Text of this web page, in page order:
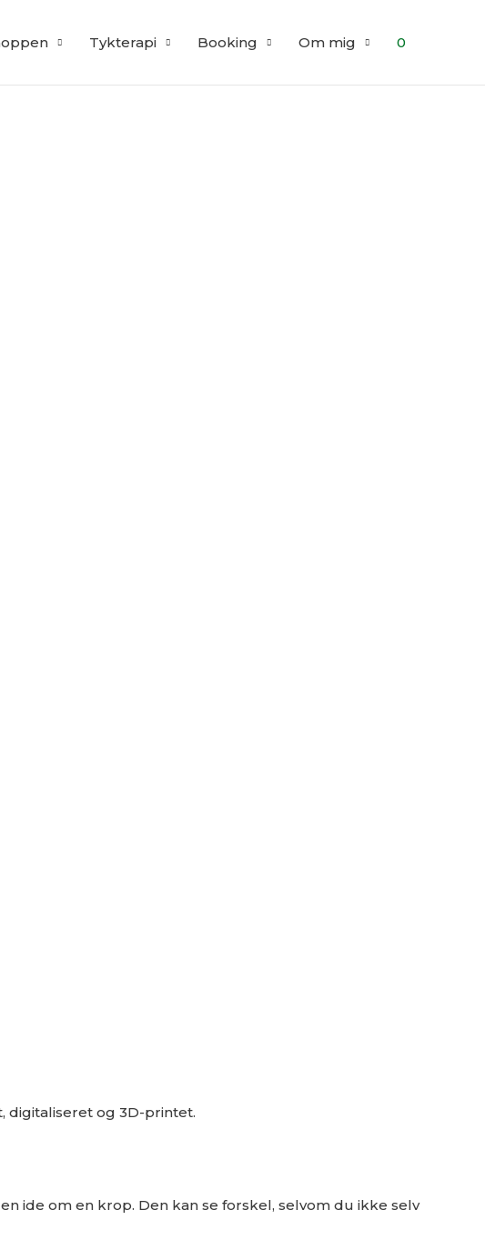
Tykterapi Booking Om mig 0
og 3D-printet.
ide om en krop. Den kan se forskel, selvom du ikke selv